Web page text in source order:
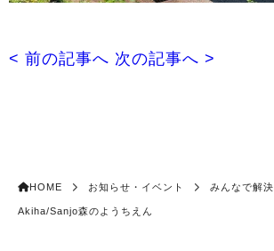
< 前の記事へ 次の記事へ >
HOME お知らせ・イベント みんなで解決
Akiha/Sanjo森のようちえん